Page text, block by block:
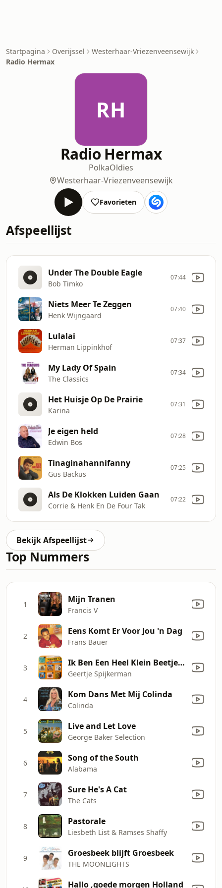
Startpagina Overijssel
Westerhaar-Vriezenveensewijk
Radio Hermax
RH
Radio Hermax
PolkaOldies
Westerhaar-Vriezenveensewijk
Favorieten
Afspeellijst
Under The Double Eagle
Bob Timko
07:44
Niets Meer Te Zeggen
Henk Wijngaard
07:40
Lulalai
Herman Lippinkhof
07:37
My Lady Of Spain
The Classics
07:34
Het Huisje Op De Prairie
Karina
07:31
Je eigen held
Edwin Bos
07:28
Tinaginahannifanny
Gus Backus
07:25
Als De Klokken Luiden Gaan
Corrie & Henk En De Four Tak
07:22
Bekijk Afspeellijst
Top Nummers
1 Mijn Tranen
Francis V
2 Eens Komt Er Voor Jou 'n Dag
Frans Bauer
3 Ik Ben Een Heel Klein Beetje Verliefd
Geertje Spijkerman
4 Kom Dans Met Mij Colinda
Colinda
5 Live and Let Love
George Baker Selection
6 Song of the South
Alabama
7 Sure He's A Cat
The Cats
8 Pastorale
Liesbeth List & Ramses Shaffy
9 Groesbeek blijft Groesbeek
THE MOONLIGHTS
Hallo ,goede morgen Holland